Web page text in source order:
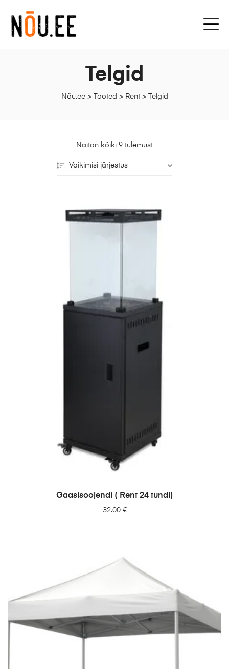
Nõu.ee> Tooted > Rent> Telgid
Telgid
Näitan kõiki 9 tulemust
Vaikimisi järjestus
LISA PÄRINGUSSE
Gaasisoojendi ( Rent 24 tundi)
32.00 €